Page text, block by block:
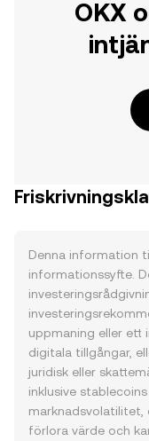
OKX
Denna information
informationssyfte.
uppmaning eller ett
digitala tillgångar,
juridisk eller
inklusive
marknadsvolatilitet,
förlora värde och